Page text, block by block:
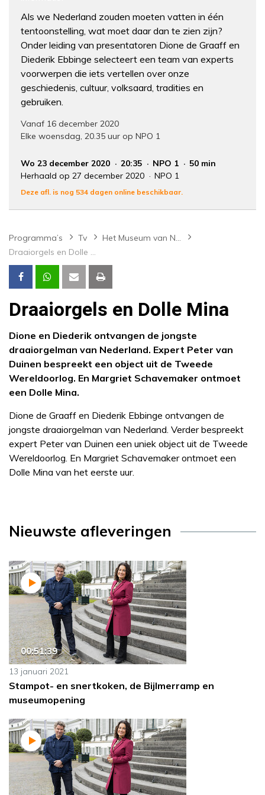
Als we Nederland zouden moeten vatten in één
tentoonstelling, wat moet daar dan te zien zijn?
Onder leiding van presentatoren Dione de Graaff en
Diederik Ebbinge selecteert een team van experts
voorwerpen die iets vertellen over onze
geschiedenis, cultuur, volksaard, tradities en
gebruiken.
Vanaf 16 december 2020
Elke woensdag, 20.35 uur op NPO 1
Wo 23 december 2020 20:35 NPO 1
50 min
Herhaald op 27 december 2020
NPO 1
Deze afl. is nog 534 dagen online beschikbaar.
Programma’s Tv
Het Museum van Nederland
Draaiorgels en Dolle Mina
Draaiorgels en Dolle Mina
Dione en Diederik ontvangen de jongste
draaiorgelman van Nederland. Expert Peter van
Duinen bespreekt een object uit de Tweede
Wereldoorlog. En Margriet Schavemaker ontmoet
een Dolle Mina.
Dione de Graaff en Diederik Ebbinge ontvangen de
jongste draaiorgelman van Nederland. Verder bespreekt
expert Peter van Duinen een uniek object uit de Tweede
Wereldoorlog. En Margriet Schavemaker ontmoet een
Dolle Mina van het eerste uur.
Nieuwste afleveringen
00:51:39
13 januari 2021
Stampot- en snertkoken, de Bijlmerramp en
museumopening